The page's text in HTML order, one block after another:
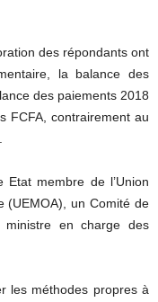
des répondants ont
la balance des
des paiements 2018
FCFA, contrairement au
membre de l’Union
(UEMOA), un Comité de
en charge des
les méthodes propres à